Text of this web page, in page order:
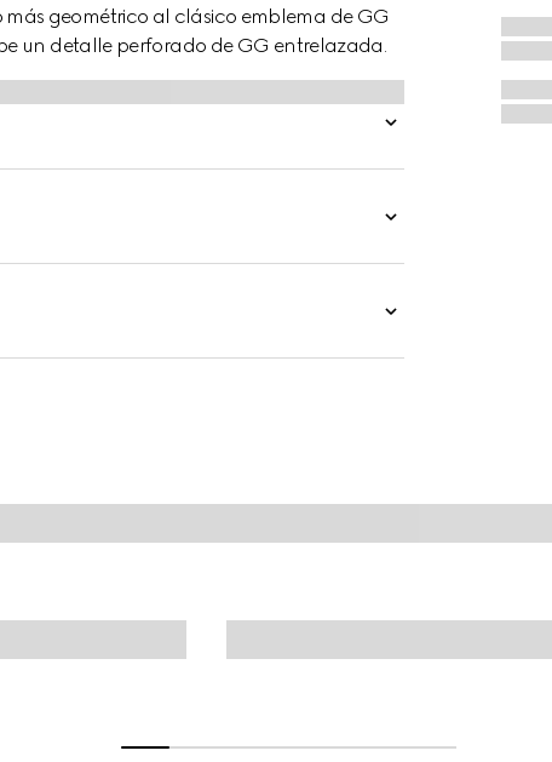
geométrico al clásico emblema de GG
un detalle perforado de GG entrelazada.